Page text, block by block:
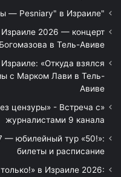
"Песняры — Pesniary" в Израиле
2026 — концерт
в Тель-Авиве
«Откуда взялся
с Марком Лави в Тель-
Авиве
цензуры» - Встреча с
журналистами 9 канала
— юбилейный тур «50!»:
билеты и расписание
в Израиле 2026: